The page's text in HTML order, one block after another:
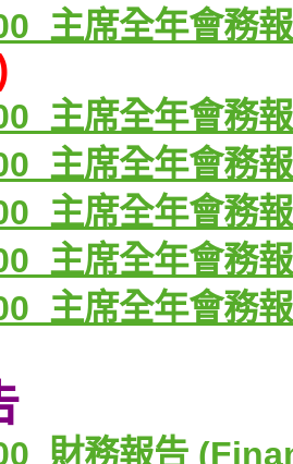
主席全年會務
主席全年會務
主席全年會務
主席全年會務
主席全年會務
主席全年會務
財務報告